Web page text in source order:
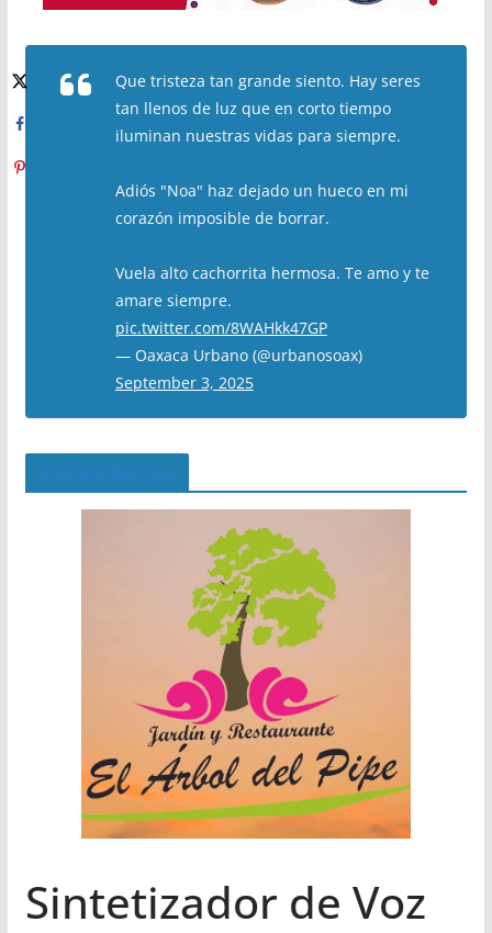
Que tristeza tan grande siento. Hay seres
tan llenos de luz que en corto tiempo
iluminan nuestras vidas para siempre.
Adiós "Noa" haz dejado un hueco en mi
corazón imposible de borrar.
Vuela alto cachorrita hermosa. Te amo y te
amare siempre.
pic.twitter.com/8WAHkk47GP
— Oaxaca Urbano (@urbanosoax)
September 3, 2025
Sintetizador de Voz